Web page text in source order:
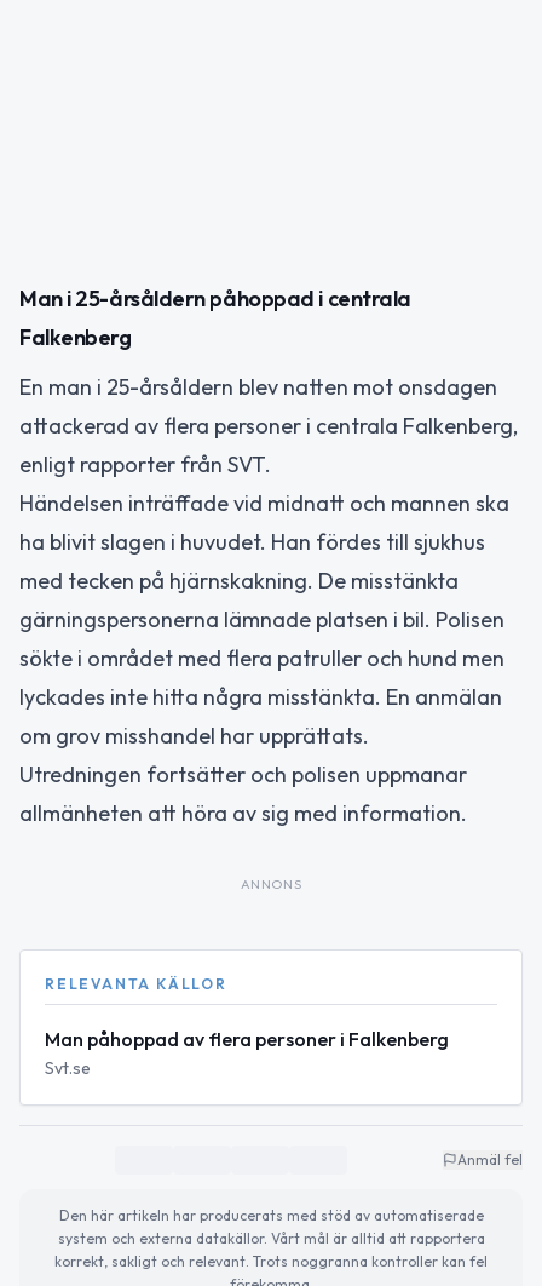
Man i 25-årsåldern påhoppad i centrala
Falkenberg
En man i 25-årsåldern blev natten mot onsdagen
attackerad av flera personer i centrala Falkenberg,
enligt rapporter från SVT.
Händelsen inträffade vid midnatt och mannen ska
ha blivit slagen i huvudet. Han fördes till sjukhus
med tecken på hjärnskakning. De misstänkta
gärningspersonerna lämnade platsen i bil. Polisen
sökte i området med flera patruller och hund men
lyckades inte hitta några misstänkta. En anmälan
om grov misshandel har upprättats.
Utredningen fortsätter och polisen uppmanar
allmänheten att höra av sig med information.
ANNONS
RELEVANTA KÄLLOR
Man påhoppad av flera personer i Falkenberg
Svt.se
Anmäl fel
Den här artikeln har producerats med stöd av automatiserade
system och externa datakällor. Vårt mål är alltid att rapportera
korrekt, sakligt och relevant. Trots noggranna kontroller kan fel